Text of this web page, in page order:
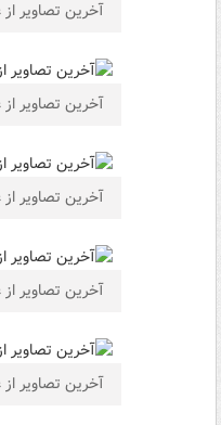
آخرین تصاویر
آخرین تصاویر
آخرین تصاویر
آخرین تصاویر
آخرین تصاویر